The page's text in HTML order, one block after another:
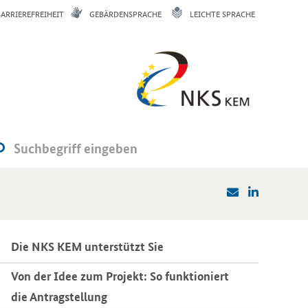
GEBÄRDENSPRACHE LEICHTE SPRACHE
Die NKS KEM un­ter­stützt Sie
Von der Idee zum Pro­jekt: So funk­tio­niert
die An­trag­stel­lung